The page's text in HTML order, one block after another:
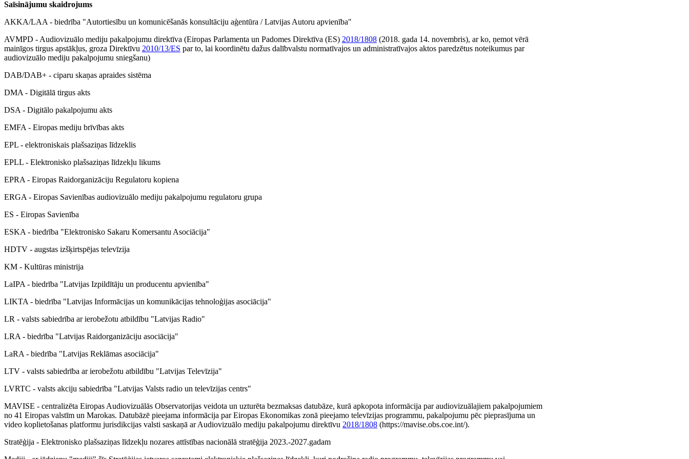
Saīsinājumu skaidrojums
AKKA/LAA - biedrība "Autortiesību un komunicēšanās konsultāciju aģentūra / Latvijas Autoru apvienība"
AVMPD - Audiovizuālo mediju pakalpojumu direktīva (Eiropas Parlamenta un Padomes Direktīva (ES) 2018/1808 (2018. gada 14. novembris), ar ko, ņemot vērā
mainīgos tirgus apstākļus, groza Direktīvu 2010/13/ES par to, lai koordinētu dažus dalībvalstu normatīvajos un administratīvajos aktos paredzētus noteikumus par
audiovizuālo mediju pakalpojumu sniegšanu)
DAB/DAB+ - ciparu skaņas apraides sistēma
DMA - Digitālā tirgus akts
DSA - Digitālo pakalpojumu akts
EMFA - Eiropas mediju brīvības akts
EPL - elektroniskais plašsaziņas līdzeklis
EPLL - Elektronisko plašsaziņas līdzekļu likums
EPRA - Eiropas Raidorganizāciju Regulatoru kopiena
ERGA - Eiropas Savienības audiovizuālo mediju pakalpojumu regulatoru grupa
ES - Eiropas Savienība
ESKA - biedrība "Elektronisko Sakaru Komersantu Asociācija"
HDTV - augstas izšķirtspējas televīzija
KM - Kultūras ministrija
LaIPA - biedrība "Latvijas Izpildītāju un producentu apvienība"
LIKTA - biedrība "Latvijas Informācijas un komunikācijas tehnoloģijas asociācija"
LR - valsts sabiedrība ar ierobežotu atbildību "Latvijas Radio"
LRA - biedrība "Latvijas Raidorganizāciju asociācija"
LaRA - biedrība "Latvijas Reklāmas asociācija"
LTV - valsts sabiedrība ar ierobežotu atbildību "Latvijas Televīzija"
LVRTC - valsts akciju sabiedrība "Latvijas Valsts radio un televīzijas centrs"
MAVISE - centralizēta Eiropas Audiovizuālās Observatorijas veidota un uzturēta bezmaksas datubāze, kurā apkopota informācija par audiovizuālajiem pakalpojumiem
no 41 Eiropas valstīm un Marokas. Datubāzē pieejama informācija par Eiropas Ekonomikas zonā pieejamo televīzijas programmu, pakalpojumu pēc pieprasījuma un
video koplietošanas platformu jurisdikcijas valsti saskaņā ar Audiovizuālo mediju pakalpojumu direktīvu 2018/1808 (https://mavise.obs.coe.int/).
Stratēģija - Elektronisko plašsaziņas līdzekļu nozares attīstības nacionālā stratēģija 2023.-2027.gadam